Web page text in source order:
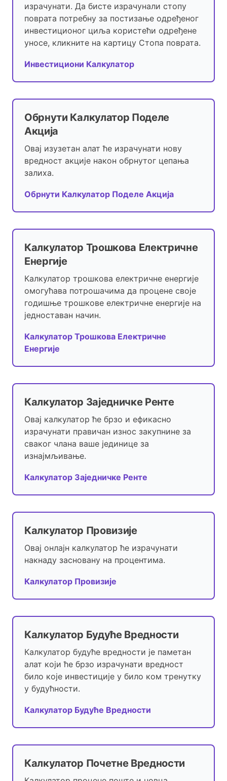
израчунати. Да бисте израчунали стопу
поврата потребну за постизање одређеног
инвестиционог циља користећи одређене
уносе, кликните на картицу Стопа поврата.
Инвестициони Калкулатор
Обрнути Калкулатор Поделе
Акција
Овај изузетан алат ће израчунати нову
вредност акције након обрнутог цепања
залиха.
Обрнути Калкулатор Поделе Акција
Калкулатор Трошкова Електричне
Енергије
Калкулатор трошкова електричне енергије
омогућава потрошачима да процене своје
годишње трошкове електричне енергије на
једноставан начин.
Калкулатор Трошкова Електричне
Енергије
Калкулатор Заједничке Ренте
Овај калкулатор ће брзо и ефикасно
израчунати правичан износ закупнине за
сваког члана ваше јединице за
изнајмљивање.
Калкулатор Заједничке Ренте
Калкулатор Провизије
Овај онлајн калкулатор ће израчунати
накнаду засновану на процентима.
Калкулатор Провизије
Калкулатор Будуће Вредности
Калкулатор будуће вредности је паметан
алат који ће брзо израчунати вредност
било које инвестиције у било ком тренутку
у будућности.
Калкулатор Будуће Вредности
Калкулатор Почетне Вредности